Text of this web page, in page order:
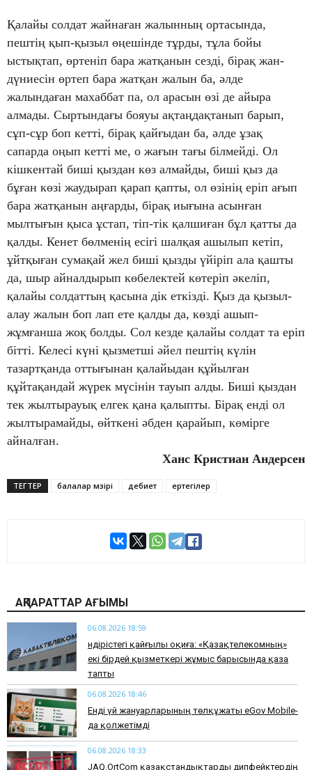
Қалайы солдат жайнаған жалынның ортасында,
пештің қып-қызыл өңешінде тұрды, тұла бойы
ыстықтап, өртеніп бара жатқанын сезді, бірақ жан-
дүниесін өртеп бара жатқан жалын ба, әлде
жалындаған махаббат па, ол арасын өзі де айыра
алмады. Сыртындағы бояуы ақтаңдақтанып барып,
сұп-сұр боп кетті, бірақ қайғыдан ба, әлде ұзақ
сапарда оңып кетті ме, о жағын тағы білмейді. Ол
кішкентай биші қыздан көз алмайды, биші қыз да
бұған көзі жаудырап қарап қапты, ол өзінің еріп ағып
бара жатқанын аңғарды, бірақ иығына асынған
мылтығын қыса ұстап, тіп-тік қалшиған бұл қатты да
қалды. Кенет бөлменің есігі шалқая ашылып кетіп,
ұйтқыған сумақай жел биші қызды үйіріп ала қашты
да, шыр айналдырып көбелектей көтеріп әкеліп,
қалайы солдаттың қасына дік еткізді. Қыз да қызыл-
алау жалын боп лап ете қалды да, көзді ашып-
жұмғанша жоқ болды. Сол кезде қалайы солдат та еріп
бітті. Келесі күні қызметші әйел пештің күлін
тазартқанда оттығынан қалайыдан құйылған
құйтақандай жүрек мүсінін тауып алды. Биші қыздан
тек жылтырауық елгек қана қалыпты. Бірақ енді ол
жылтырамайды, өйткені әбден қарайып, көмірге
айналған.
Ханс Кристиан Андерсен
ТЕГТЕР балалар мәзірі әдебиет ертегілер
АҚПАРАТТАР АҒЫМЫ
06.08.2026 18:59
Өндірістегі қайғылы оқиға: «Қазақтелекомның»
екі бірдей қызметкері жұмыс барысында қаза
тапты
06.08.2026 18:46
Енді үй жануарларының төлқұжаты eGov Mobile-
да қолжетімді
06.08.2026 18:33
JAQ.OrtCom қазақстандықтарды дипфейктердің